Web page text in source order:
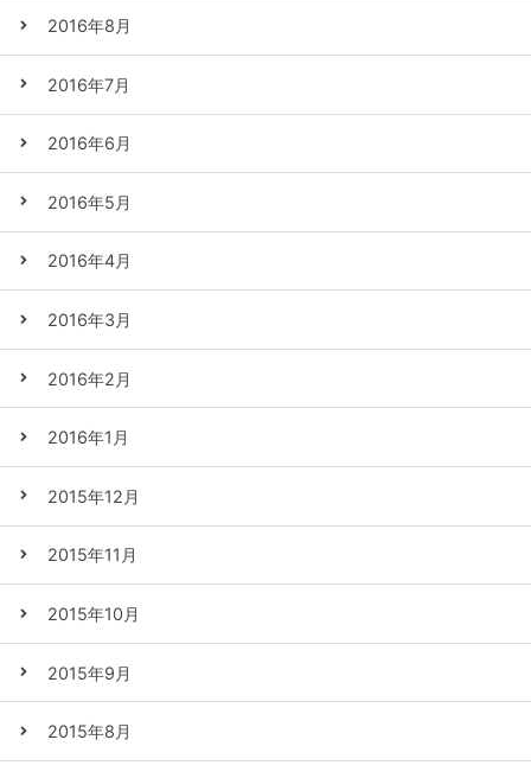
2016年8月
2016年7月
2016年6月
2016年5月
2016年4月
2016年3月
2016年2月
2016年1月
2015年12月
2015年11月
2015年10月
2015年9月
2015年8月